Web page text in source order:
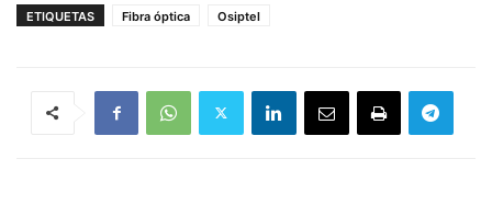
ETIQUETAS Fibra óptica Osiptel